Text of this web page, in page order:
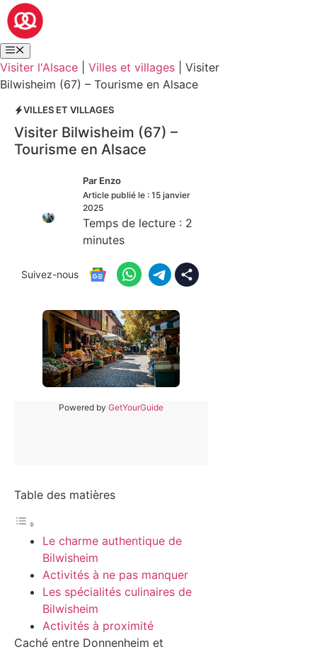
Visiter l'Alsace Villes et villages
Visiter
Bilwisheim (67) – Tourisme en Alsace
VILLES ET VILLAGES
Visiter Bilwisheim (67) –
Tourisme en Alsace
Par Enzo
Article publié le : 15 janvier
2025
Temps de lecture : 2
minutes
Suivez-nous
Powered by GetYourGuide
Table des matières
Le charme authentique de
Bilwisheim
Activités à ne pas manquer
Les spécialités culinaires de
Bilwisheim
Activités à proximité
Caché entre Donnenheim et